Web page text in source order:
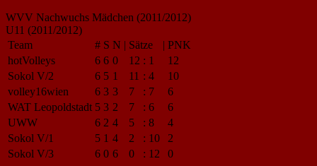
WVV Nachwuchs Mädchen (2011/2012)
U11 (2011/2012)
Team
# S N | Sätze | PNK
hotVolleys
6 6 0 12 : 1
12
Sokol V/2
6 5 1 11 : 4
10
volley16wien
6 3 3 7 : 7
6
WAT Leopoldstadt 5 3 2 7 : 6
6
UWW
6 2 4 5 : 8
4
Sokol V/1
5 1 4 2 : 10
2
Sokol V/3
6 0 6 0 : 12 0